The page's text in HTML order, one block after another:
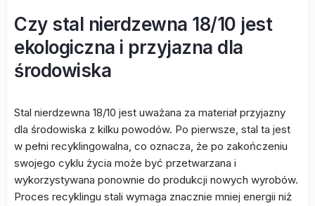
Czy stal nierdzewna 18/10 jest
ekologiczna i przyjazna dla
środowiska
Stal nierdzewna 18/10 jest uważana za materiał przyjazny
dla środowiska z kilku powodów. Po pierwsze, stal ta jest
w pełni recyklingowalna, co oznacza, że po zakończeniu
swojego cyklu życia może być przetwarzana i
wykorzystywana ponownie do produkcji nowych wyrobów.
Proces recyklingu stali wymaga znacznie mniej energii niż